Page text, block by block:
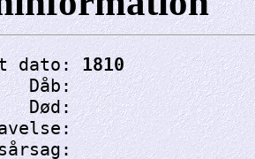
dato:
1810
Dåb:
Død: